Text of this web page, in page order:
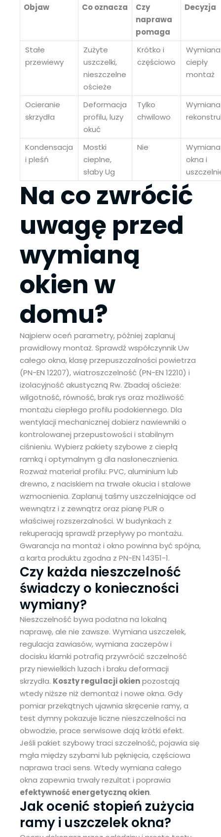
Objaw
Co oznacza
Czy
naprawa
pomaga
Decyzja
Stałe
przewiewy
Zużyte
uszczelki,
nieszczelne
ościeże
Krótko i
częściowo
ciepły
montaż
Ocieranie
skrzydła
Deformacja
profilu, luzy
okuć
Tylko
chwilowo
Kondensacja
i pleśń
Mostki
cieplne,
słaby Ug
Nie
Wymiana
okna i
Na co zwrócić
uwagę przed
wymianą
okien w
domu?
Najpierw oceń parametry, później zaplanuj
prawidłowy montaż. Sprawdź współczynnik Uw
całego okna, klasę przepuszczalności powietrza
(PN-EN 12207), wiatroszczelność (PN-EN 12210) i
izolacyjność akustyczną Rw. Zbadaj ościeże:
wilgotność, równość, brak rys oraz możliwość
montażu ciepłego profilu podokiennego. Dla
wentylacji mechanicznej dobierz nawiewniki o
kontrolowanej przepustowości i stabilnym
ciśnieniu. Wybierz pakiety szybowe z ciepłą
ramką i optymalnym g dla nasłonecznienia.
Rozważ materiał profilu: PVC, aluminium lub
drewno, z naciskiem na trwałe okucia i stalowe
wzmocnienia. Zaplanuj taśmy uszczelniające od
wewnątrz i z zewnątrz oraz pianę PUR o
właściwej rozszerzalności. W budynkach z
rekuperacją sprawdź przepływy po montażu.
Gwarancja na montaż i okno powinna być spójna,
a karta produktu zgodna z PN-EN 14351-1.
Czy każda nieszczelność
świadczy o konieczności
wymiany?
Nieszczelność bywa podatna na lokalną
naprawę, ale nie zawsze. Wymiana uszczelek,
regulacja zawiasów, wymiana zaczepów i
docisku klamki potrafią przywrócić szczelność
przy niewielkich luzach i braku deformacji
skrzydła. Koszty regulacji okienpozostają
wtedy niższe niż demontaż i nowe okna. Gdy
pomiar przekątnych ujawnia skręcenie ramy, a
test dymny pokazuje liczne nieszczelności na
obwodzie, prace serwisowe dają krótki efekt.
Jeśli pakiet szybowy traci szczelność, pojawia się
mgła między szybami lub pęknięcia, częściowa
naprawa traci sens. Wtedy wymiana całego
okna zapewnia trwały rezultat i poprawia
efektywność energetyczną okien.
Jak ocenić stopień zużycia
ramy i uszczelek okna?